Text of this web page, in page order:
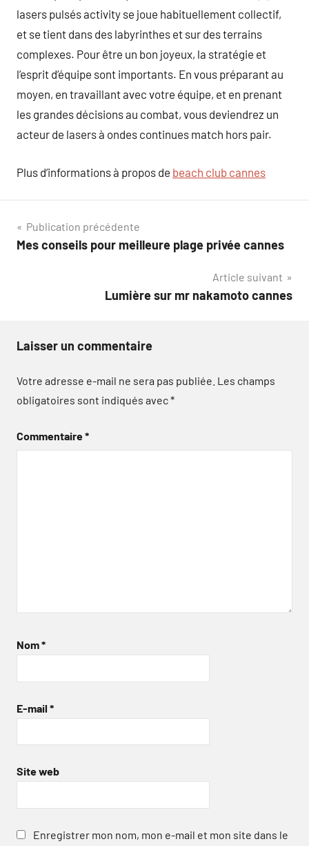
lasers pulsés activity se joue habituellement collectif,
et se tient dans des labyrinthes et sur des terrains
complexes. Pour être un bon joyeux, la stratégie et
l’esprit d’équipe sont importants. En vous préparant au
moyen, en travaillant avec votre équipe, et en prenant
les grandes décisions au combat, vous deviendrez un
acteur de lasers à ondes continues match hors pair.
Plus d’informations à propos de beach club cannes
Navigation
de
Publication précédente
Mes conseils pour meilleure plage privée cannes
Article suivant
Lumière sur mr nakamoto cannes
Laisser un commentaire
Votre adresse e-mail ne sera pas publiée. Les champs
obligatoires sont indiqués avec*
Commentaire*
Nom*
E-mail *
Site web
Enregistrer mon nom, mon e-mail et mon site dans le